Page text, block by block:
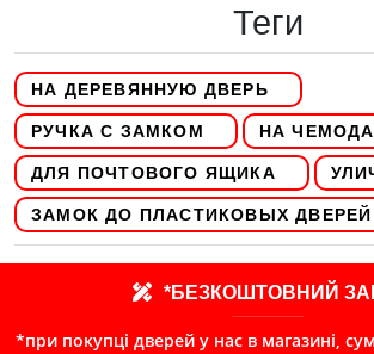
Теги
НА ДЕРЕВЯННУЮ ДВЕРЬ
РУЧКА С ЗАМКОМ НА
ДЛЯ ПОЧТОВОГО ЯЩИКА
ЗАМОК ДО ПЛАСТИКОВЫХ ДВЕРЕЙ
*БЕЗКОШТОВНИЙ
*при покупці дверей у нас в магазині,